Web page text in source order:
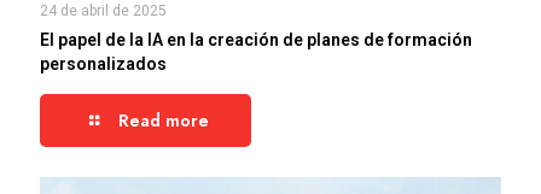
24 de abril de 2025
El papel de la IA en la creación de planes de formación
personalizados
Read more